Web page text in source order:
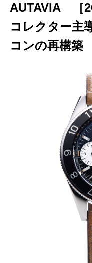
AUTAVIA ［
コレクター主
コンの再構築